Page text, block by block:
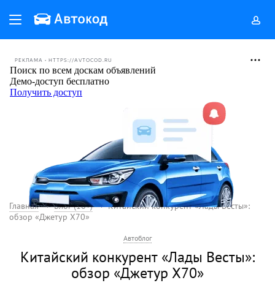
РЕКЛАМА • HTTPS://AVTOCOD.RU
Главная Блог (18+)
Китайский конкурент «Лады Весты»:
обзор «Джетур X70»
Автоблог
Китайский конкурент «Лады Весты»:
обзор «Джетур X70»